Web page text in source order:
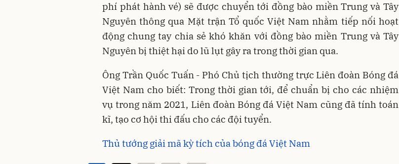
phí phát hành vé) sẽ được chuyển tới đồng bào miền Trung và Tây
Nguyên thông qua Mặt trận Tổ quốc Việt Nam nhằm tiếp nối hoạt
động chung tay chia sẻ khó khăn với đồng bào miền Trung và Tây
Nguyên bị thiệt hại do lũ lụt gây ra trong thời gian qua.
Ông Trần Quốc Tuấn - Phó Chủ tịch thường trực Liên đoàn Bóng đá
Việt Nam cho biết: Trong thời gian tới, để chuẩn bị cho các nhiệm
vụ trong năm 2021, Liên đoàn Bóng đá Việt Nam cũng đã tính toán
kĩ, tạo cơ hội thi đấu cho các đội tuyển.
Thủ tướng giải mã kỳ tích của bóng đá Việt Nam